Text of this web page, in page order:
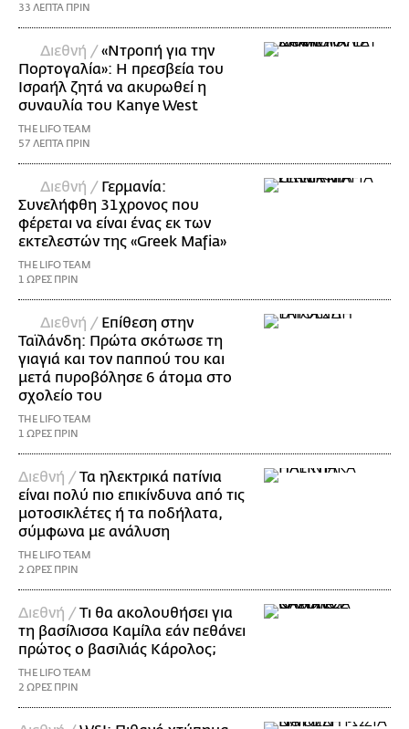
33 ΛΕΠΤΑ ΠΡΙΝ
Διεθνή /«Ντροπή για την
Πορτογαλία»: Η πρεσβεία του
Ισραήλ ζητά να ακυρωθεί η
συναυλία του Kanye West
THE LIFO TEAM
57 ΛΕΠΤΑ ΠΡΙΝ
Διεθνή / Γερμανία:
Συνελήφθη 31χρονος που
φέρεται να είναι ένας εκ των
εκτελεστών της «Greek Mafia»
THE LIFO TEAM
1 ΩΡΕΣ ΠΡΙΝ
Διεθνή / Επίθεση στην
Ταϊλάνδη: Πρώτα σκότωσε τη
γιαγιά και τον παππού του και
μετά πυροβόλησε 6 άτομα στο
σχολείο του
THE LIFO TEAM
1 ΩΡΕΣ ΠΡΙΝ
Διεθνή /Τα ηλεκτρικά πατίνια
είναι πολύ πιο επικίνδυνα από τις
μοτοσικλέτες ή τα ποδήλατα,
σύμφωνα με ανάλυση
THE LIFO TEAM
2 ΩΡΕΣ ΠΡΙΝ
Διεθνή /Τι θα ακολουθήσει για
τη βασίλισσα Καμίλα εάν πεθάνει
πρώτος ο βασιλιάς Κάρολος;
THE LIFO TEAM
2 ΩΡΕΣ ΠΡΙΝ